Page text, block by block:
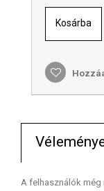
Kosárba
A felhasználók még